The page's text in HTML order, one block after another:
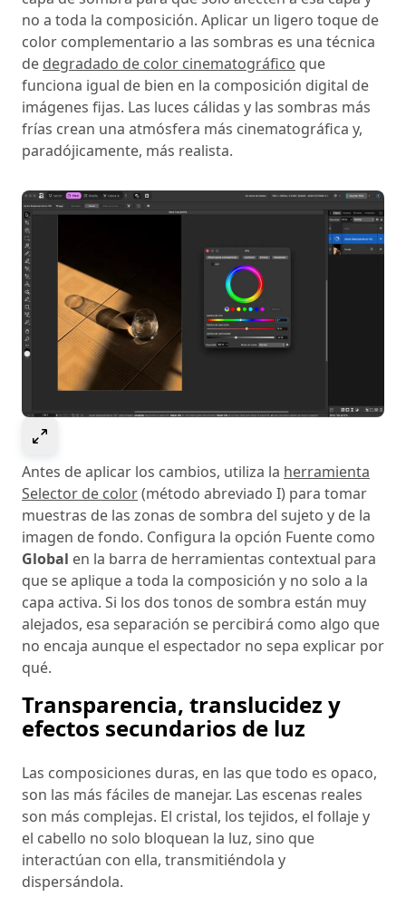
no a toda la composición. Aplicar un ligero toque de
color complementario a las sombras es una técnica
de degradado de color cinematográfico que
funciona igual de bien en la composición digital de
imágenes fijas. Las luces cálidas y las sombras más
frías crean una atmósfera más cinematográfica y,
paradójicamente, más realista.
Antes de aplicar los cambios, utiliza la herramienta
Selector de color(método abreviado I) para tomar
muestras de las zonas de sombra del sujeto y de la
imagen de fondo. Configura la opción Fuente como
Global en la barra de herramientas contextual para
que se aplique a toda la composición y no solo a la
capa activa. Si los dos tonos de sombra están muy
alejados, esa separación se percibirá como algo que
no encaja aunque el espectador no sepa explicar por
qué.
Transparencia, translucidez y
efectos secundarios de luz
Las composiciones duras, en las que todo es opaco,
son las más fáciles de manejar. Las escenas reales
son más complejas. El cristal, los tejidos, el follaje y
el cabello no solo bloquean la luz, sino que
interactúan con ella, transmitiéndola y
dispersándola.